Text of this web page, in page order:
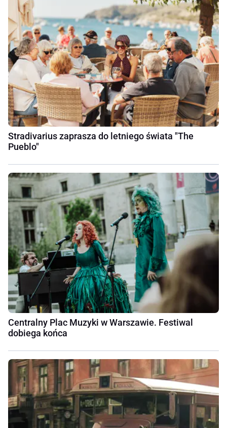
Stradivarius zaprasza do letniego świata "The
Pueblo"
Centralny Plac Muzyki w Warszawie. Festiwal
dobiega końca